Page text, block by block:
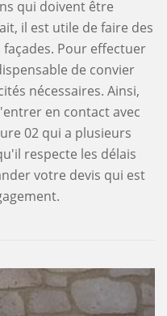
qui doivent être
il est utile de faire des
Pour effectuer
de convier
nécessaires. Ainsi,
en contact avec
02 qui a plusieurs
respecte les délais
votre devis qui est